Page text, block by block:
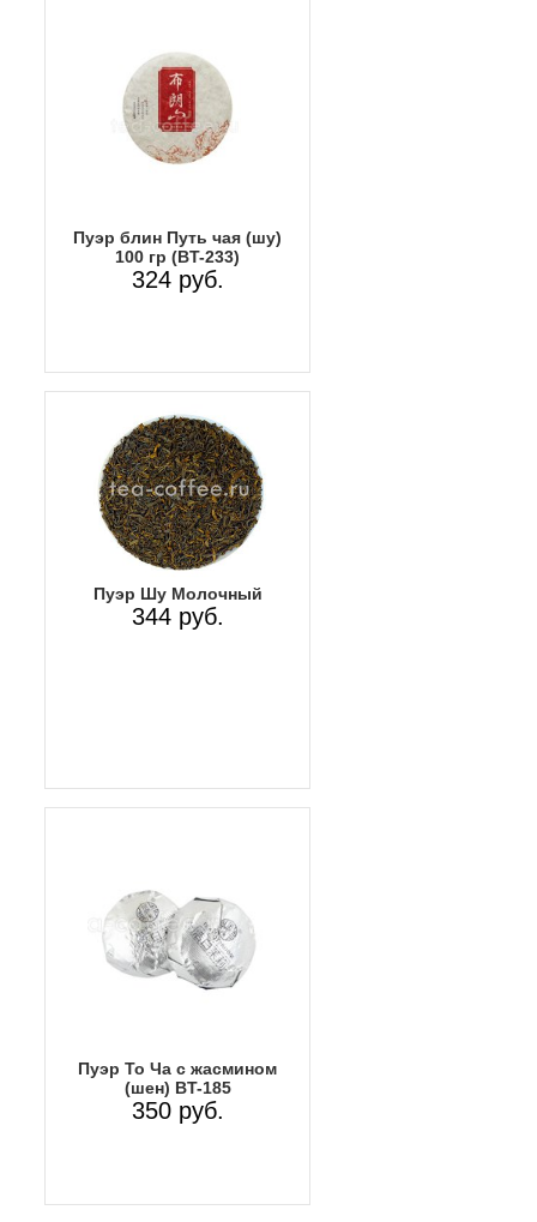
Пуэр блин Путь чая (шу)
100 гр (BT-233)
324 руб.
Пуэр Шу Молочный
344 руб.
Пуэр То Ча с жасмином
(шен) ВT-185
350 руб.